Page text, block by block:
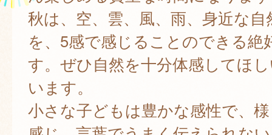
秋は、空、雲、風、雨、身近な自
を、5感で感じることのできる絶
す。ぜひ自然を十分体感してほ
います。
小さな子どもは豊かな感性で、